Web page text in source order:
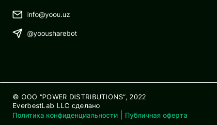
info@yoou.uz
@yoousharebot
© OOO “POWER DISTRIBUTIONS”, 2022
EverbestLab LLC сделано
Политика конфиденциальности
Публичная оферта